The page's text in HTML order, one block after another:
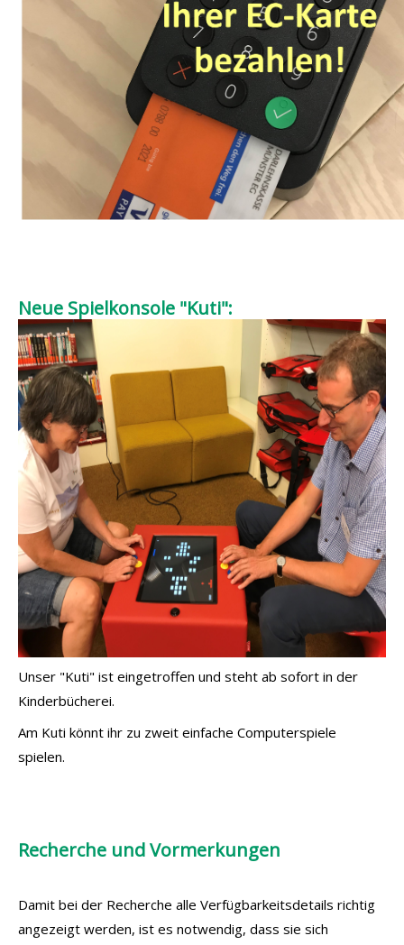
Neue Spielkonsole "Kuti":
Unser "Kuti" ist eingetroffen und steht ab sofort in der
Kinderbücherei.
Am Kuti könnt ihr zu zweit einfache Computerspiele
spielen.
Recherche und Vormerkungen
Damit bei der Recherche alle Verfügbarkeitsdetails richtig
angezeigt werden, ist es notwendig, dass sie sich